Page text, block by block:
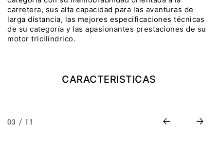
Precio desde $22.990.000
ADVENTURE
Precio desde $25.990.000
carretera, sus alta capacidad para las aventuras de
larga distancia, las mejores especificaciones técnicas
de su categoría y las apasionantes prestaciones de su
motor tricilíndrico.
CARACTERISTICAS
03 / 11 Previous Next